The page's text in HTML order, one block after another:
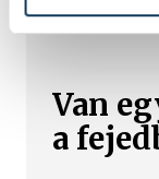
KÖZÉLET
Van
a